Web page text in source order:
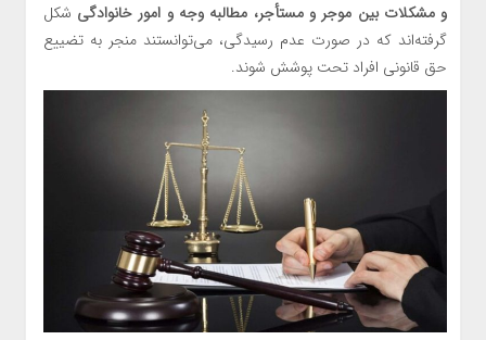
و مشکلات بین موجر و مستأجر، مطالبه وجه و امور خانوادگی شکل
گرفته‌اند که در صورت عدم رسیدگی، می‌توانستند منجر به تضییع
حق قانونی افراد تحت پوشش شوند.